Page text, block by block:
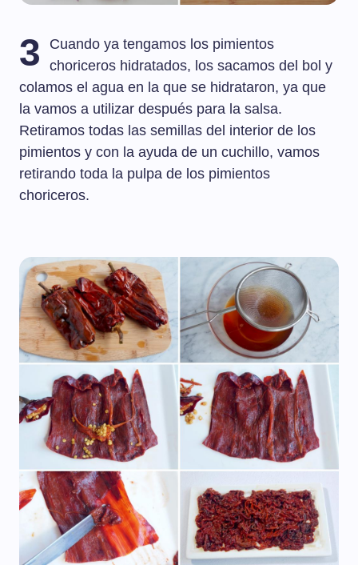
3
Cuando ya tengamos los pimientos
choriceros hidratados, los sacamos del bol y
colamos el agua en la que se hidrataron, ya que
la vamos a utilizar después para la salsa.
Retiramos todas las semillas del interior de los
pimientos y con la ayuda de un cuchillo, vamos
retirando toda la pulpa de los pimientos
choriceros.